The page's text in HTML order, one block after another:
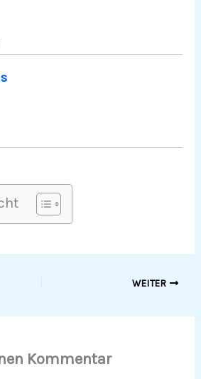
WEITER
Kommentar